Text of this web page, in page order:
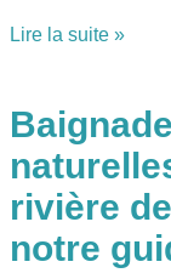
Lire la suite »
rivière
notre